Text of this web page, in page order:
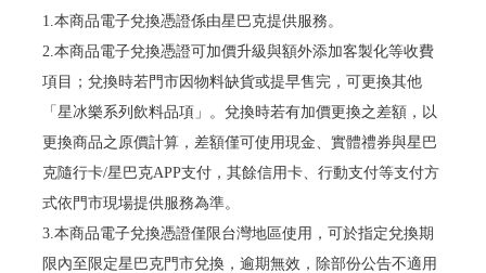
1.本商品電子兌換憑證係由星巴克提供服務。
2.本商品電子兌換憑證可加價升級與額外添加客製化等收費
項目；兌換時若門市因物料缺貨或提早售完，可更換其他
「星冰樂系列飲料品項」。兌換時若有加價更換之差額，以
更換商品之原價計算，差額僅可使用現金、實體禮券與星巴
克隨行卡/星巴克APP支付，其餘信用卡、行動支付等支付方
式依門市現場提供服務為準。
3.本商品電子兌換憑證僅限台灣地區使用，可於指定兌換期
限內至限定星巴克門市兌換，逾期無效，除部份公告不適用